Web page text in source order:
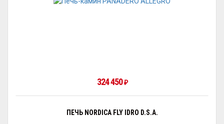
324 450 ₽
ПЕЧЬ NORDICA FLY IDRO D.S.A.